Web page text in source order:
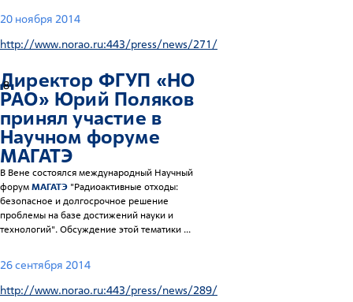
20 ноября 2014
http://www.norao.ru:443/press/news/271/
8
Директор ФГУП «НО
РАО» Юрий Поляков
принял участие в
Научном форуме
МАГАТЭ
В Вене состоялся международный Научный
форумМАГАТЭ "Радиоактивные отходы:
безопасное и долгосрочное решение
проблемы на базе достижений науки и
технологий". Обсуждение этой тематики ...
26 сентября 2014
http://www.norao.ru:443/press/news/289/